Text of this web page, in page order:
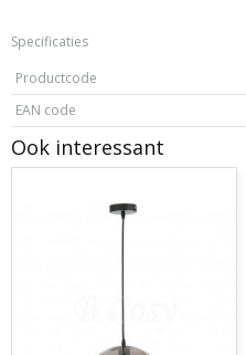
Specificaties
Productcode
EAN code
Ook interessant